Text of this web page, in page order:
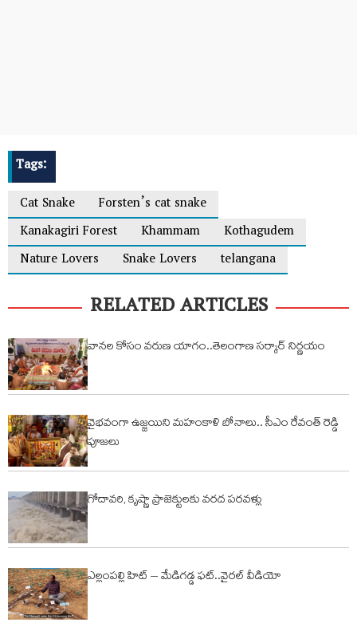
Tags:
Cat Snake
Forsten’s cat snake
Kanakagiri Forest
Khammam
Kothagudem
Nature Lovers
Snake Lovers telangana
RELATED ARTICLES
వానల కోసం వరుణ యాగం..తెలంగాణ సర్కార్ నిర్ణయం
వైభవంగా ఉజ్జయిని మహంకాళి బోనాలు.. సీఎం రేవంత్ రెడ్డి
పూజలు
గోదావరి, కృష్ణా ప్రాజెక్టులకు వరద పరవళ్లు
ఎల్లంపల్లి హిట్ – మేడిగడ్డ ఫట్..వైరల్ వీడియో